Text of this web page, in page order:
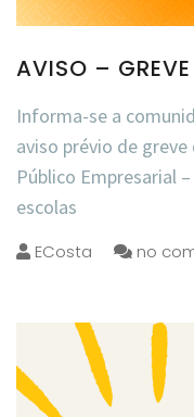
AVISO – GREVE
Informa-se a
aviso prévio de
Público Empresarial
escolas
ECosta no